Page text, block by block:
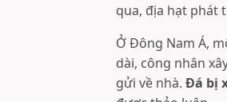
qua, địa hạt phát
Ở Đông Nam Á,
dài, công nhân
gửi về nhà. Đá bị